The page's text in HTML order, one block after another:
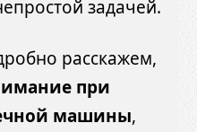
задачей.
расскажем,
при
машины,